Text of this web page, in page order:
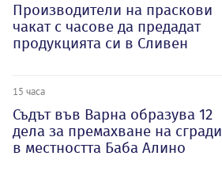
Производители на праскови
чакат с часове да предадат
продукцията си в Сливен
15 часа
Съдът във Варна образува 12
дела за премахване на сгради
в местността Баба Алино